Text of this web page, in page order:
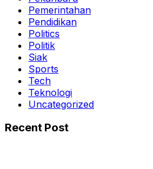
Pemerintahan
Pendidikan
Politics
Politik
Siak
Sports
Tech
Teknologi
Uncategorized
Recent Post